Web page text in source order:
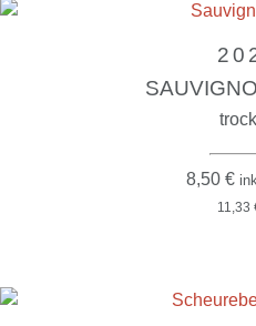
8,50 €
11,33